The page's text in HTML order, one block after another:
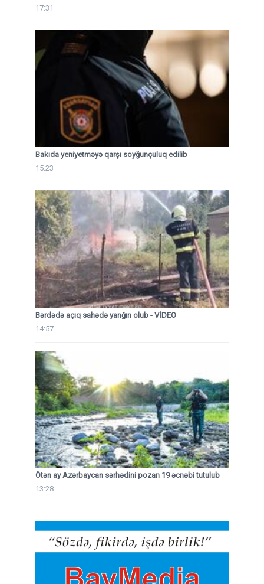
17:31
Bakıda yeniyetməyə qarşı soyğunçuluq edilib
15:23
Bərdədə açıq sahədə yanğın olub - VİDEO
14:57
Ötən ay Azərbaycan sərhədini pozan 19 əcnəbi tutulub
13:28